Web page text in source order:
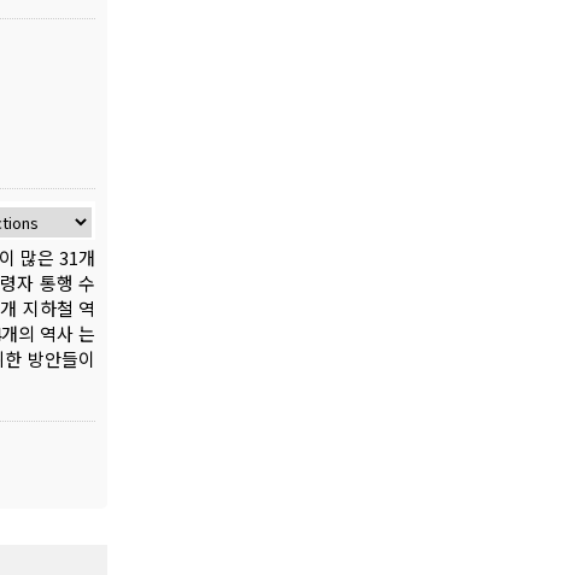
많은 31개
자 통행 수
지하철 역
의 역사 는
방안들이